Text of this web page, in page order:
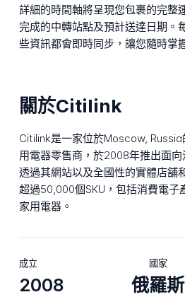
詳細的時間軸將呈現您包裹的完整
完成的中轉站點及預計送達日期。
些資訊都會即時同步，讓您隨時掌
關於Citilink
Citilink是一家位於Moscow,
用電器零售商，於2008年推出面
透過其網站以及全國性的實體店舖
超過50,000個SKU，包括消費電子
家用電器。
成立
2008
國家
俄羅斯